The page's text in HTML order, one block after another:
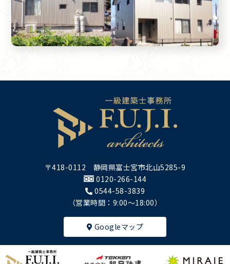
〒418-0112 静岡県富士宮市北山5285-9
0120-266-144
0544-58-3839
（営業時間：9:00～18:00）
Googleマップ